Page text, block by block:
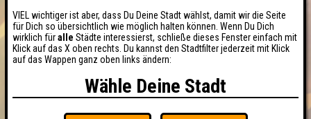
VIEL wichtiger ist aber, dass Du Deine Stadt wählst, damit wir die Seite
für Dich so übersichtlich wie möglich halten können. Wenn Du Dich
wirklich füralle Städte interessierst, schließe dieses Fenster einfach mit
Klick auf das X oben rechts. Du kannst den Stadtfilter jederzeit mit Klick
auf das Wappen ganz oben links ändern:
Wähle Deine Stadt